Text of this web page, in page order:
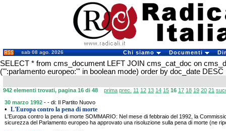
sab 08 ago. 2026 Chi siamo Documenti
SELECT * from cms_document LEFT JOIN cms_cat_doc on
('":parlamento europeo:"' in boolean mode) order by doc_date DESC
942 elementi trovati, pagina 16 di 48 prima prec. 11 12 13 14 15 16 17 18 19 20 21
30 marzo 1992 - - di: Il Partito Nuovo
• L'Europa contro la pena di morte
L'Europa contro la pena di morte SOMMARIO: Nel mese di febbraio del 1992, la
sicurezza del Parlamento europeo ha approvato una risoluzione sulla pena di morte (ne